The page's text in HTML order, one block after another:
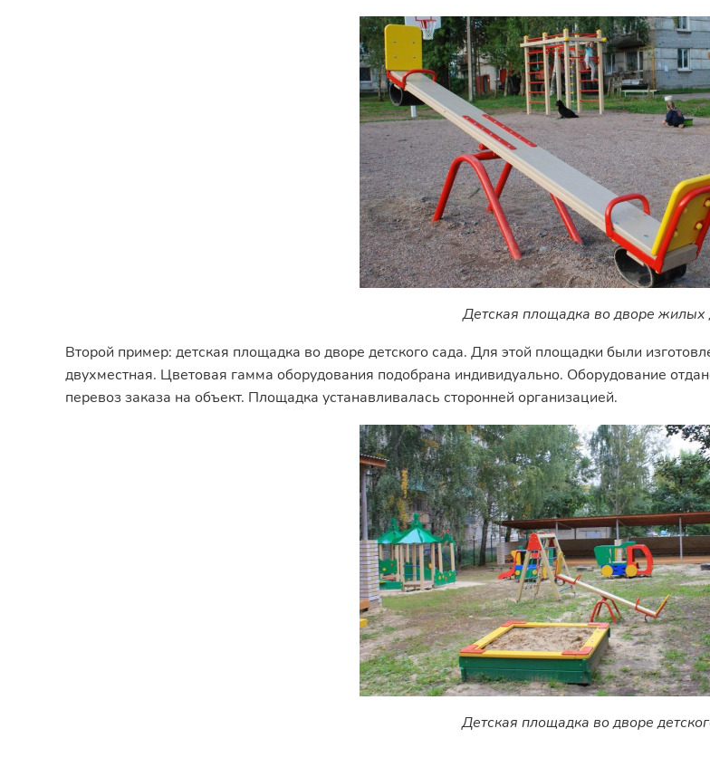
Детская площадка во дворе жилых
Второй пример: детская площадка во дворе детского сада. Для этой площадки были
двухместная. Цветовая гамма оборудования подобрана индивидуально. Оборудование
перевоз заказа на объект. Площадка устанавливалась сторонней организацией.
Детская площадка во дворе